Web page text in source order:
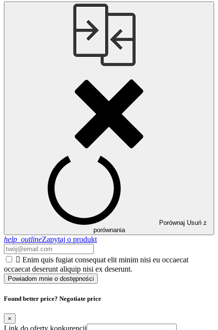
Porównaj Usuń z
porównania
help_outlineZapytaj o produkt
 Enim quis fugiat consequat elit minim nisi eu occaecat
occaecat deserunt aliquip nisi ex deserunt.
Powiadom mnie o dostępności
Found better price? Negotiate price
×
Link do oferty konkurencji